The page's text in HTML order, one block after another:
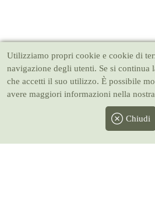
Utilizziamo propri cookie e cookie di
navigazione degli utenti. Se si continua
che accetti il suo utilizzo. È possibile
avere maggiori informazioni nella nostra
Chiudi